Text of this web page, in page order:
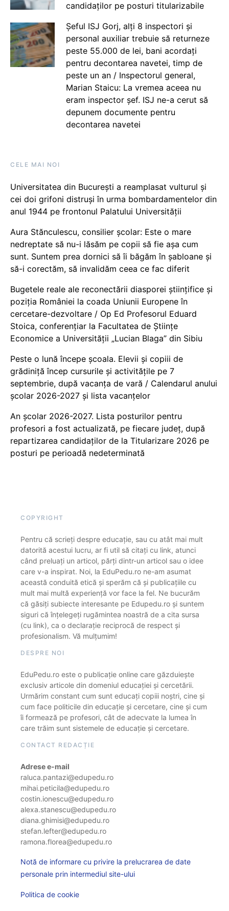
candidaților pe posturi titularizabile
Șeful ISJ Gorj, alți 8 inspectori și
personal auxiliar trebuie să returneze
peste 55.000 de lei, bani acordați
pentru decontarea navetei, timp de
peste un an / Inspectorul general,
Marian Staicu: La vremea aceea nu
eram inspector șef. ISJ ne-a cerut să
depunem documente pentru
decontarea navetei
CELE MAI NOI
Universitatea din București a reamplasat vulturul și
cei doi grifoni distruși în urma bombardamentelor din
anul 1944 pe frontonul Palatului Universității
Aura Stănculescu, consilier școlar: Este o mare
nedreptate să nu-i lăsăm pe copii să fie așa cum
sunt. Suntem prea dornici să îi băgăm în șabloane și
să-i corectăm, să invalidăm ceea ce fac diferit
Bugetele reale ale reconectării diasporei științifice și
poziția României la coada Uniunii Europene în
cercetare-dezvoltare / Op Ed Profesorul Eduard
Stoica, conferențiar la Facultatea de Științe
Economice a Universității „Lucian Blaga” din Sibiu
Peste o lună începe școala. Elevii și copiii de
grădiniță încep cursurile și activitățile pe 7
septembrie, după vacanța de vară / Calendarul anului
școlar 2026-2027 și lista vacanțelor
An școlar 2026-2027. Lista posturilor pentru
profesori a fost actualizată, pe fiecare județ, după
repartizarea candidaților de la Titularizare 2026 pe
posturi pe perioadă nedeterminată
COPYRIGHT
Pentru că scrieți despre educație, sau cu atât mai mult
datorită acestui lucru, ar fi util să citați cu link, atunci
când preluați un articol, părți dintr-un articol sau o idee
care v-a inspirat. Noi, la EduPedu.ro ne-am asumat
această conduită etică și sperăm că și publicațiile cu
mult mai multă experiență vor face la fel. Ne bucurăm
că găsiți subiecte interesante pe Edupedu.ro și suntem
siguri că înțelegeți rugămintea noastră de a cita sursa
(cu link), ca o declarație reciprocă de respect și
profesionalism. Vă mulțumim!
DESPRE NOI
EduPedu.ro este o publicație online care găzduiește
exclusiv articole din domeniul educației și cercetării.
Urmărim constant cum sunt educați copiii noștri, cine și
cum face politicile din educație și cercetare, cine și cum
îi formează pe profesori, cât de adecvate la lumea în
care trăim sunt sistemele de educație și cercetare.
CONTACT REDACȚIE
Adrese e-mail
raluca.pantazi@edupedu.ro
mihai.peticila@edupedu.ro
costin.ionescu@edupedu.ro
alexa.stanescu@edupedu.ro
diana.ghimisi@edupedu.ro
stefan.lefter@edupedu.ro
ramona.florea@edupedu.ro
Notă de informare cu privire la prelucrarea de date
personale prin intermediul site-ului
Politica de cookie